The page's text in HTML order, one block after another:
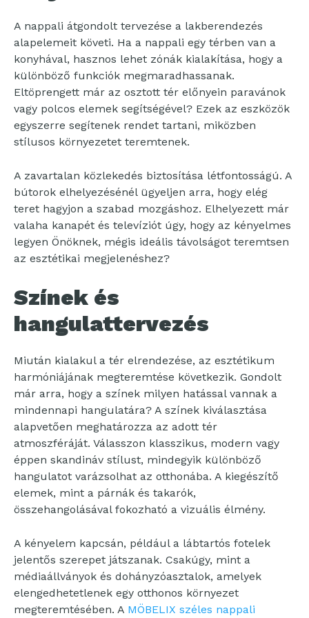
A nappali átgondolt tervezése a lakberendezés
alapelemeit követi. Ha a nappali egy térben van a
konyhával, hasznos lehet zónák kialakítása, hogy a
különböző funkciók megmaradhassanak.
Eltöprengett már az osztott tér előnyein paravánok
vagy polcos elemek segítségével? Ezek az eszközök
egyszerre segítenek rendet tartani, miközben
stílusos környezetet teremtenek.
A zavartalan közlekedés biztosítása létfontosságú. A
bútorok elhelyezésénél ügyeljen arra, hogy elég
teret hagyjon a szabad mozgáshoz. Elhelyezett már
valaha kanapét és televíziót úgy, hogy az kényelmes
legyen Önöknek, mégis ideális távolságot teremtsen
az esztétikai megjelenéshez?
Színek és
hangulattervezés
Miután kialakul a tér elrendezése, az esztétikum
harmóniájának megteremtése következik. Gondolt
már arra, hogy a színek milyen hatással vannak a
mindennapi hangulatára? A színek kiválasztása
alapvetően meghatározza az adott tér
atmoszféráját. Válasszon klasszikus, modern vagy
éppen skandináv stílust, mindegyik különböző
hangulatot varázsolhat az otthonába. A kiegészítő
elemek, mint a párnák és takarók,
összehangolásával fokozható a vizuális élmény.
A kényelem kapcsán, például a lábtartós fotelek
jelentős szerepet játszanak. Csakúgy, mint a
médiaállványok és dohányzóasztalok, amelyek
elengedhetetlenek egy otthonos környezet
megteremtésében. A MÖBELIX széles nappali